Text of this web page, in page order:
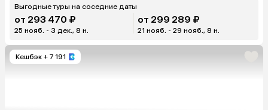
Выгодные туры на соседние даты
от 293 470 ₽
25 нояб. - 3 дек., 8 н.
от 299 289 ₽
21 нояб. - 29 нояб., 8 н.
Кешбэк + 7 191